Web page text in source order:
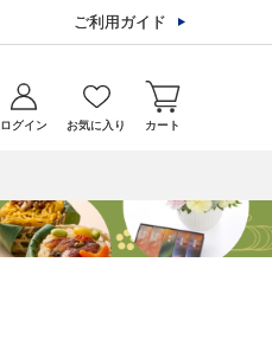
ご利用ガイド
ログイン お気に入り カート